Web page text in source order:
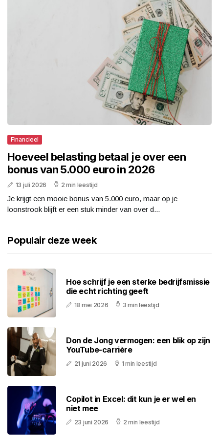
Financieel
Hoeveel belasting betaal je over een
bonus van 5.000 euro in 2026
13 juli 2026 2 min leestijd
Je krijgt een mooie bonus van 5.000 euro, maar op je
loonstrook blijft er een stuk minder van over d...
Populair deze week
Hoe schrijf je een sterke bedrijfsmissie
die echt richting geeft
18 mei 2026 3 min leestijd
Don de Jong vermogen: een blik op zijn
YouTube-carrière
21 juni 2026 1 min leestijd
Copilot in Excel: dit kun je er wel en
niet mee
23 juni 2026 2 min leestijd